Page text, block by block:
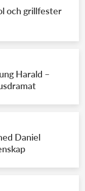
och grillfester
Harald –
Daniel